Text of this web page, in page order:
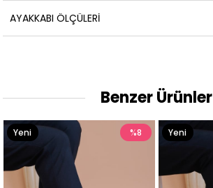
AYAKKABI ÖLÇÜLERI
Benzer Ürünler
Yeni